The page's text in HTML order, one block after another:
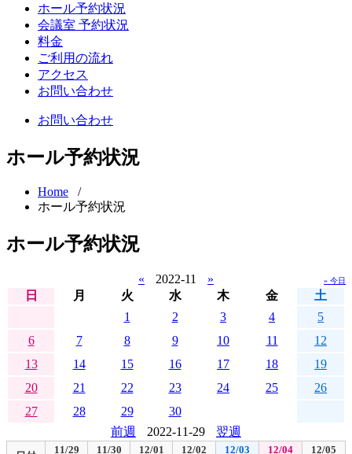
ホール予約状況
会議室 予約状況
料金
ご利用の流れ
アクセス
お問い合わせ
お問い合わせ
ホール予約状況
Home /
ホール予約状況
ホール予約状況
« 2022-11 » » 今日
日 月 火 水 木 金
土
1
2 3 4
5
6
7 8 9 10 11
12
13
14 15 16 17 18
19
20
21 22 23 24 25
26
27
28 29
30
前週
2022-11-29 翌週
11/29 11/30 12/01 12/02 12/03 12/04 12/05